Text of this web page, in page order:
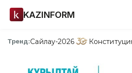
KAZINFORM
Тренд:Сайлау-2026